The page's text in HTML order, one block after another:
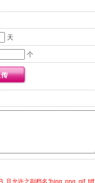
天
个
且允许之副档名为jpg, png, gif, tiff,